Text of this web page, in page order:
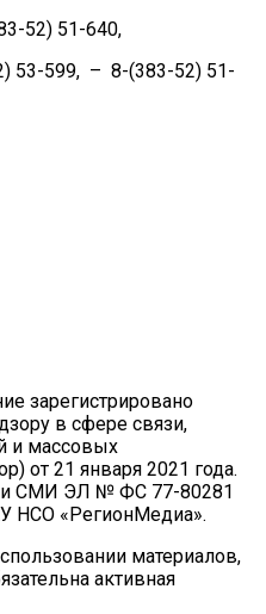
52) 51-640,
53-599, – 8-(383-52) 51-
зарегистрировано
в сфере связи,
и массовых
от 21 января 2021 года.
СМИ ЭЛ № ФС 77-80281
НСО «РегионМедиа».
материалов,
активная